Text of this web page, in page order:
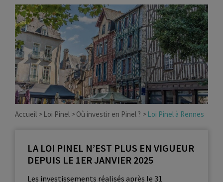
Accueil Loi Pinel Où investir en Pinel ? Loi Pinel à Rennes
LA LOI PINEL N’EST PLUS EN VIGUEUR
DEPUIS LE 1ER JANVIER 2025
Les investissements réalisés après le 31